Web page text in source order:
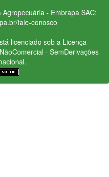
- Embrapa SAC:
fale-conosco
licenciado sob a Licença
- SemDerivações